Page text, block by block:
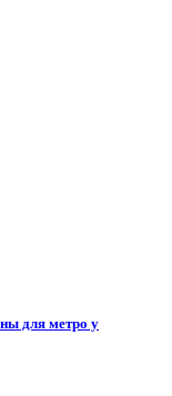
для метро у